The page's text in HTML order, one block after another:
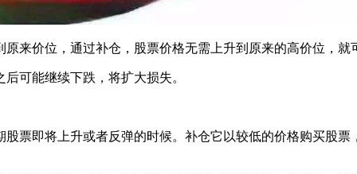
来价位，通过补仓，股票价格无需上升到原来的高价位，就
可能继续下跌，将扩大损失。
即将上升或者反弹的时候。补仓它以较低的价格购买股